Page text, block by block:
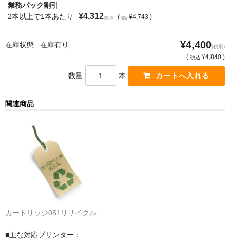
リサイクルトナーを使える会社、使えない会社
対応プリンターメーカー
見積書発行依頼
サイトマップ
業務パック割引
2本以上で1本あたり
¥4,312(税別) ( 税込 ¥4,743 )
在庫状態 : 在庫有り ¥4,400(税別)
( 税込 ¥4,840 )
数量 本
関連商品
カートリッジ051リサイクル
■主な対応プリンター：